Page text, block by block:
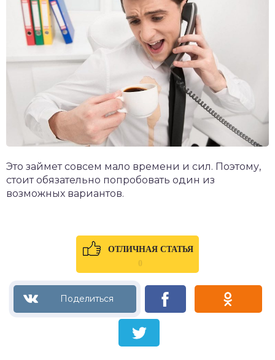
Это займет совсем мало времени и сил. Поэтому,
стоит обязательно попробовать один из
возможных вариантов.
ОТЛИЧНАЯ СТАТЬЯ
0